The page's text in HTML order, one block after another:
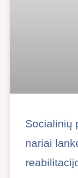
Socialinių
nariai